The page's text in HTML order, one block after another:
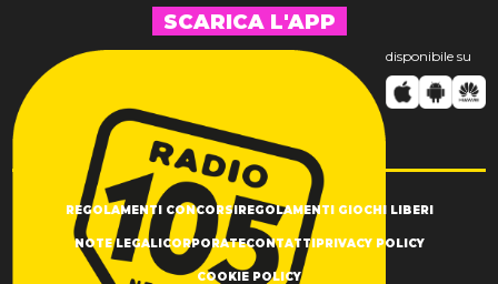
SCARICA L'APP
disponibile su
REGOLAMENTI CONCORSI REGOLAMENTI GIOCHI LIBERI
NOTE LEGALI CORPORATECONTATTI PRIVACY POLICY
COOKIE POLICY